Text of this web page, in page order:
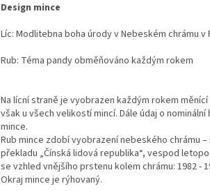
Design mince
Líc: Modlitebna boha úrody v Nebeském chrámu v
Rub: Téma pandy obměňováno každým rokem
Na lícní straně je vyobrazen každým rokem
však u všech velikostí mincí. Dále údaj o
mince.
Rub mince zdobí vyobrazení nebeského chrámu
překladu „Čínská lidová republika“, vespod
se vzhled vnějšího prstenu kolem chrámu: 1982 -
Okraj mince je rýhovaný.